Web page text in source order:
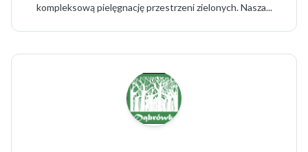
kompleksową pielęgnację przestrzeni zielonych. Nasza...